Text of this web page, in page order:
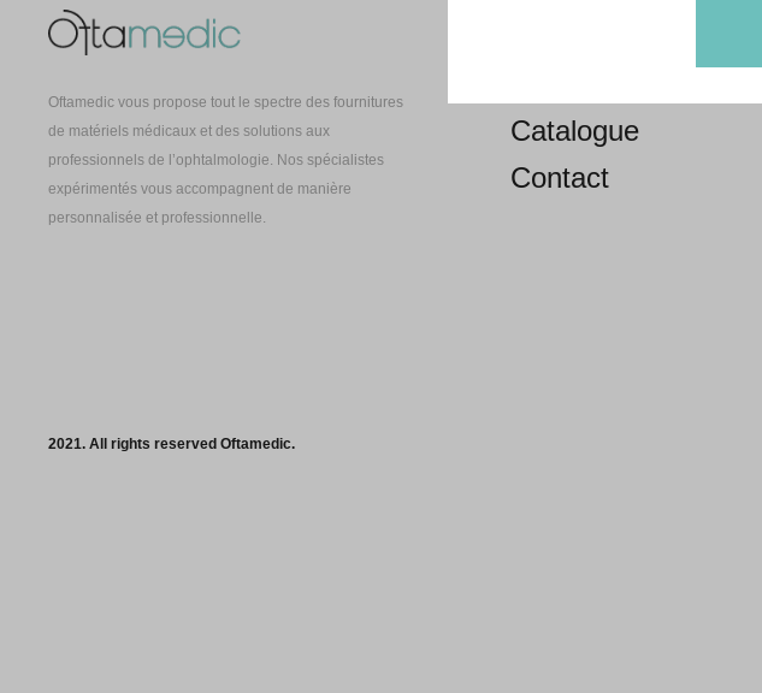
Oftamedic vous propose tout le spectre des fournitures
de matériels médicaux et des solutions aux
professionnels de l’ophtalmologie. Nos spécialistes
expérimentés vous accompagnent de manière
personnalisée et professionnelle.
Catalogue
Contact
2021. All rights reserved Oftamedic.